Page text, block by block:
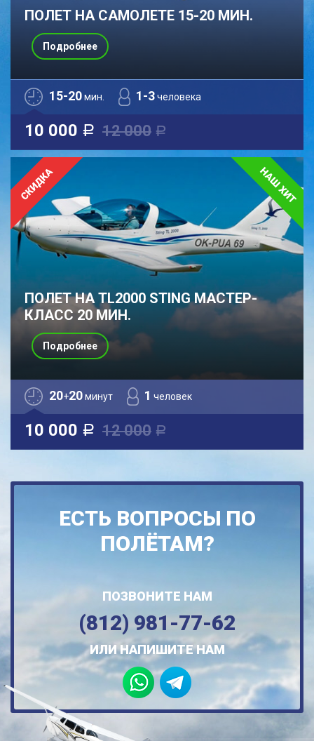
ПОЛЕТ НА САМОЛЕТЕ 15-20 МИН.
15-20мин. 1-3человека
10 000 a 12 000 a
Подробнее
ПОЛЕТ НА TL2000 STING МАСТЕР-
КЛАСС 20 МИН.
20+20минут 1 человек
10 000 a 12 000 a
Подробнее
ЕСТЬ ВОПРОСЫ ПО
ПОЛЁТАМ?
ПОЗВОНИТЕ НАМ
(812) 981-77-62
ИЛИ НАПИШИТЕ НАМ